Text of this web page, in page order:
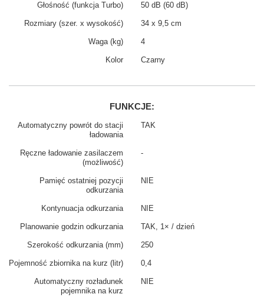
Głośność (funkcja Turbo) 50 dB (60 dB)
Rozmiary (szer. x wysokość) 34 x 9,5 cm
Waga (kg) 4
Kolor Czarny
FUNKCJE:
Automatyczny powrót do stacji
ładowania
TAK
Ręczne ładowanie zasilaczem
(możliwość)
-
Pamięć ostatniej pozycji
odkurzania
NIE
Kontynuacja odkurzania NIE
Planowanie godzin odkurzania TAK, 1× / dzień
Szerokość odkurzania (mm) 250
Pojemność zbiornika na kurz (litr) 0,4
Automatyczny rozładunek
pojemnika na kurz
NIE